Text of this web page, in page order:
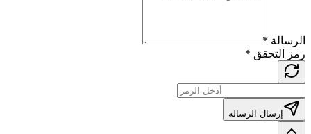
الرسالة *
رمز التحقق *
إرسال الرسالة